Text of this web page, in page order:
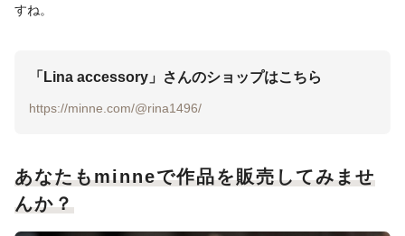
すね。
「Lina accessory」さんのショップはこちら
https://minne.com/@rina1496/
あなたもminneで作品を販売してみませ
んか？